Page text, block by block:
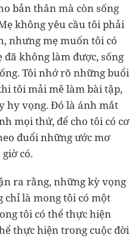
bản thân mà còn sống
không yêu cầu tôi phải
nhưng mẹ muốn tôi có
không làm được, sống
Tôi nhớ rõ những buổi
tôi mải mê làm bài tập,
hy vọng. Đó là ánh mắt
mọi thứ, để cho tôi có cơ
đuổi những ước mơ
có.
ra rằng, những kỳ vọng
chỉ là mong tôi có một
tôi có thể thực hiện
thực hiện trong cuộc đời